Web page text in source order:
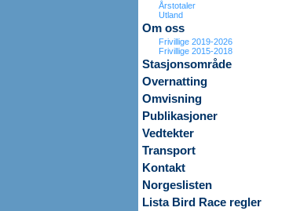
Årstotaler
Utland
Om oss
Frivillige 2019-2026
Frivillige 2015-2018
Stasjonsområde
Overnatting
Omvisning
Publikasjoner
Vedtekter
Transport
Kontakt
Norgeslisten
Lista Bird Race regler